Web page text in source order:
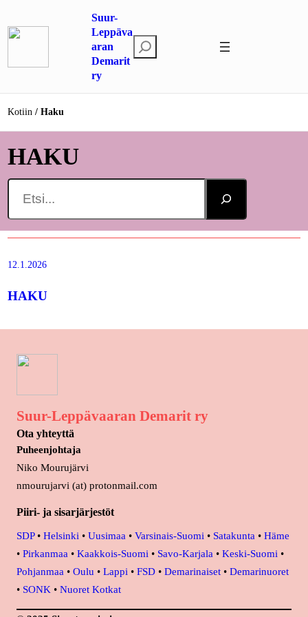
sisältöön
Suur-
Leppäva
aran
Demarit
ry
t
i
Kotiin Haku
HAKU
12.1.2026
HAKU
Suur-Leppävaaran Demarit ry
Ota yhteyttä
Puheenjohtaja
Niko Mourujärvi
nmourujarvi (at) protonmail.com
Piiri- ja sisarjärjestöt
SDP• Helsinki • Uusimaa • Varsinais-Suomi • Satakunta • Häme
• Pirkanmaa • Kaakkois-Suomi • Savo-Karjala • Keski-Suomi •
Pohjanmaa • Oulu • Lappi • FSD • Demarinaiset • Demarinuoret
• SONK • Nuoret Kotkat